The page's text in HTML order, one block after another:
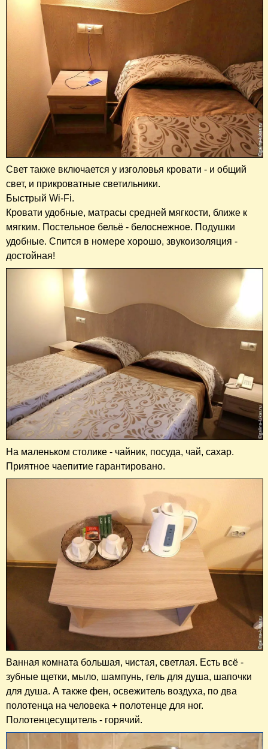
Свет также включается у изголовья кровати - и общий
свет, и прикроватные светильники.
Быстрый Wi-Fi.
Кровати удобные, матрасы средней мягкости, ближе к
мягким. Постельное бельё - белоснежное. Подушки
удобные. Спится в номере хорошо, звукоизоляция -
достойная!
На маленьком столике - чайник, посуда, чай, сахар.
Приятное чаепитие гарантировано.
Ванная комната большая, чистая, светлая. Есть всё -
зубные щетки, мыло, шампунь, гель для душа, шапочки
для душа. А также фен, освежитель воздуха, по два
полотенца на человека + полотенце для ног.
Полотенцесущитель - горячий.